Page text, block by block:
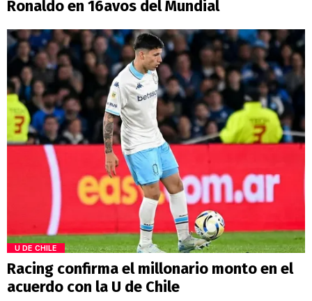
Ronaldo en 16avos del Mundial
U DE CHILE
Racing confirma el millonario monto en el
acuerdo con la U de Chile